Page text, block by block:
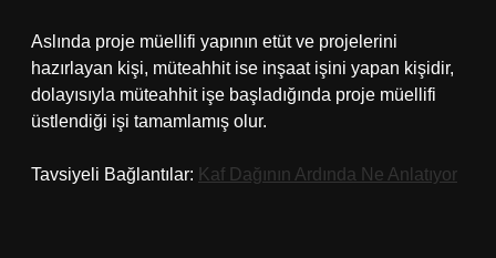
Aslında proje müellifi yapının etüt ve projelerini
hazırlayan kişi, müteahhit ise inşaat işini yapan kişidir,
dolayısıyla müteahhit işe başladığında proje müellifi
üstlendiği işi tamamlamış olur.
Tavsiyeli Bağlantılar: Kaf Dağının Ardında Ne Anlatıyor